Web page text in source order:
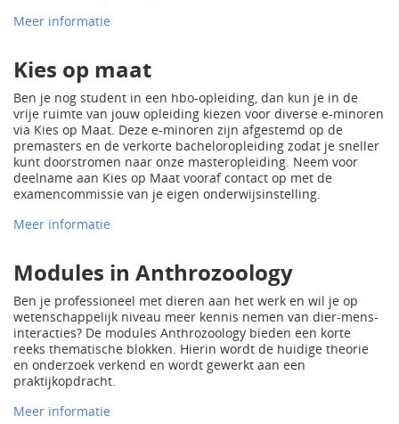
Meer informatie
Kies op maat
Ben je nog student in een hbo-opleiding, dan kun je in de
vrije ruimte van jouw opleiding kiezen voor diverse e-minoren
via Kies op Maat. Deze e-minoren zijn afgestemd op de
premasters en de verkorte bacheloropleiding zodat je sneller
kunt doorstromen naar onze masteropleiding. Neem voor
deelname aan Kies op Maat vooraf contact op met de
examencommissie van je eigen onderwijsinstelling.
Meer informatie
Modules in Anthrozoology
Ben je professioneel met dieren aan het werk en wil je op
wetenschappelijk niveau meer kennis nemen van dier-mens-
interacties? De modules Anthrozoology bieden een korte
reeks thematische blokken. Hierin wordt de huidige theorie
en onderzoek verkend en wordt gewerkt aan een
praktijkopdracht.
Meer informatie